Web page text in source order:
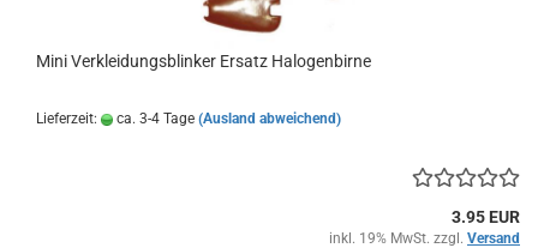
Mini Verkleidungsblinker Ersatz Halogenbirne
Lieferzeit: ca. 3-4 Tage (Ausland abweichend)
3.95 EUR
inkl. 19% MwSt. zzgl. Versand